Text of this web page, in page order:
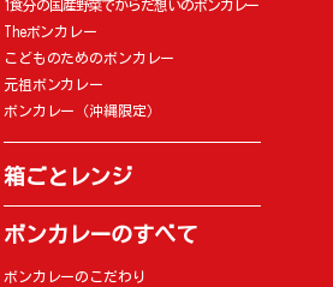
1食分の国産野菜でからだ想いのボンカレー
Theボンカレー
こどものためのボンカレー
元祖ボンカレー
ボンカレー（沖縄限定）
箱ごとレンジ
ボンカレーのすべて
ボンカレーのこだわり